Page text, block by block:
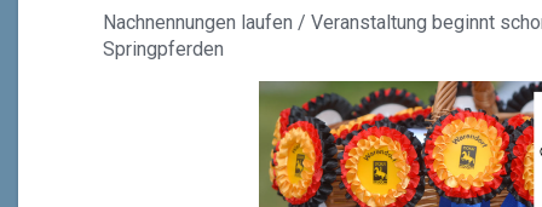
Nachnennungen laufen / Veranstaltung beginnt
Springpferden